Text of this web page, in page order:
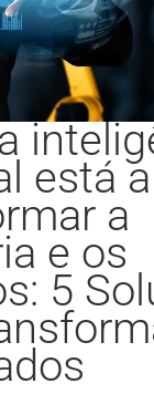
está a
a
e os
5